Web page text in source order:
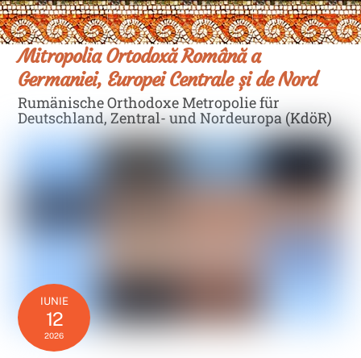
Skip
to
content
Mitropolia Ortodoxă Română a
Germaniei, Europei Centrale și de Nord
Rumänische Orthodoxe Metropolie für
Deutschland, Zentral- und Nordeuropa (KdöR)
IUNIE
12
2026